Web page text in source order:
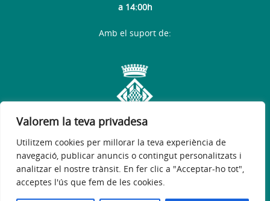
Valorem la teva privadesa
Utilitzem cookies per millorar la teva experiència de
navegació, publicar anuncis o contingut personalitzats i
analitzar el nostre trànsit. En fer clic a "Acceptar-ho tot",
acceptes l'ús que fem de les cookies.
a 14:00h
Avís legal Política de privacitat
Amb el suport de: